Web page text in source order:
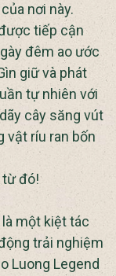
nơi này.
tiếp cận
đêm ao ước
giữ và phát
tự nhiên với
cây săng vút
vật ríu ran bốn
từ đó!
một kiệt tác
trải nghiệm
Luong Legend